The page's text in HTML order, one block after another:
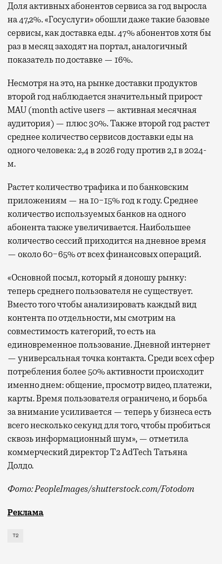
Доля активных абонентов сервиса за год выросла
на 47,2%. «Госуслуги» обошли даже такие базовые
сервисы, как доставка еды. 47% абонентов хотя бы
раз в месяц заходят на портал, аналогичный
показатель по доставке — 16%.
Несмотря на это, на рынке доставки продуктов
второй год наблюдается значительный прирост
MAU (month active users — активная месячная
аудитория) — плюс 30%. Также второй год растет
среднее количество сервисов доставки еды на
одного человека: 2,4 в 2026 году против 2,1 в 2024-
м.
Растет количество трафика и по банковским
приложениям — на 10−15% год к году. Среднее
количество используемых банков на одного
абонента также увеличивается. Наибольшее
количество сессий приходится на дневное время
— около 60−65% от всех финансовых операций.
«Основной посыл, который я доношу рынку:
теперь среднего пользователя не существует.
Вместо того чтобы анализировать каждый вид
контента по отдельности, мы смотрим на
совместимость категорий, то есть на
единовременное пользование. Дневной интернет
— универсальная точка контакта. Среди всех сфер
потребления более 50% активности происходит
именно днем: общение, просмотр видео, платежи,
карты. Время пользователя ограничено, и борьба
за внимание усиливается — теперь у бизнеса есть
всего несколько секунд для того, чтобы пробиться
сквозь информационный шум», — отметила
коммерческий директор Т2 AdTech Татьяна
Долдо.
Фото: PeopleImages/shutterstock.com/Fotodom
Мобильный оператор Т2 изучил модели интернет-
Реклама
Т2